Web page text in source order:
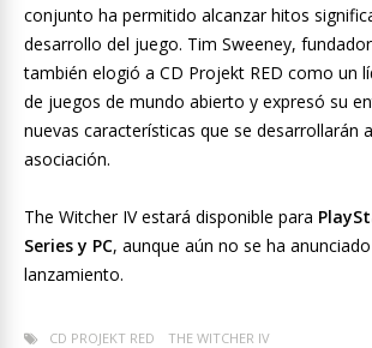
conjunto ha permitido alcanzar hitos
desarrollo del juego. Tim Sweeney,
también elogió a CD Projekt RED como un
de juegos de mundo abierto y expresó su
nuevas características que se desarrollarán
asociación.
The Witcher IV estará disponible para
Series y PC, aunque aún no se ha
lanzamiento.
CD PROJEKT RED THE WITCHER IV